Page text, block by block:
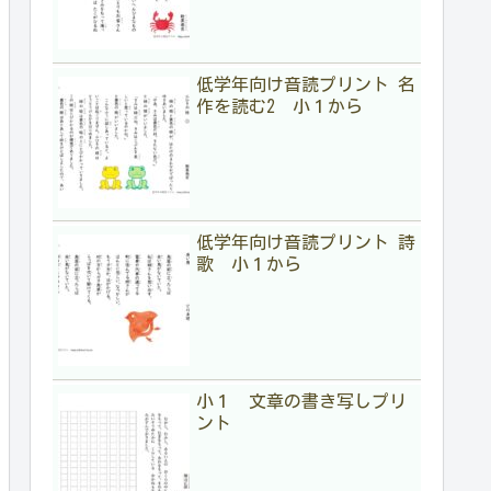
低学年向け音読プリント 名
作を読む2 小１から
低学年向け音読プリント 詩
歌 小１から
小１ 文章の書き写しプリ
ント